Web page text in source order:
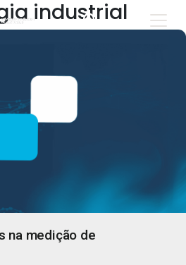
industrial
na medição de